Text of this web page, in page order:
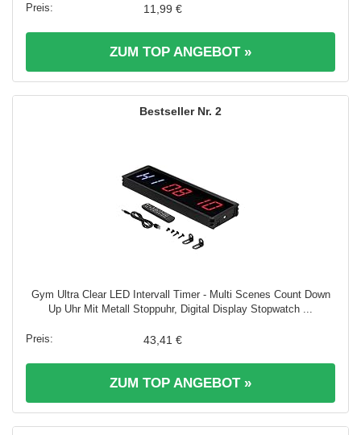
11,99 €
ZUM TOP ANGEBOT »
2
Gym Ultra Clear LED Intervall Timer - Multi Scenes Count Down
Up Uhr Mit Metall Stoppuhr, Digital Display Stopwatch ...
43,41 €
ZUM TOP ANGEBOT »